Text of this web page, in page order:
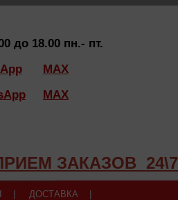
до 18.00 пн.- пт.
MAX
MAX
ЗАКАЗОВ 24\7
| ДОСТАВКА |